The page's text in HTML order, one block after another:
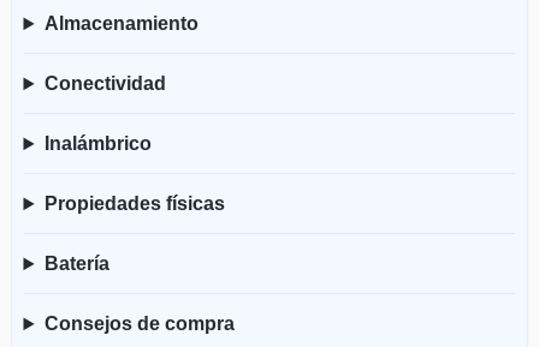
Almacenamiento
Conectividad
Inalámbrico
Propiedades físicas
Batería
Consejos de compra